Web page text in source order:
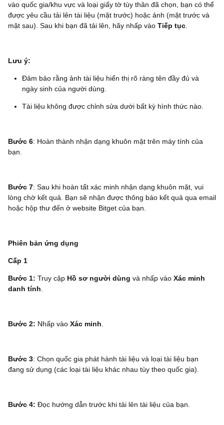
vào quốc gia/khu vực và loại giấy tờ tùy thân đã chọn, bạn có thể
được yêu cầu tải lên tài liệu (mặt trước) hoặc ảnh (mặt trước và
mặt sau). Sau khi bạn đã tải lên, hãy nhấp vào Tiếp tục
Lưu ý:
Đảm bảo rằng ảnh tài liệu hiển thị rõ ràng tên đầy đủ và
ngày sinh của người dùng.
Tài liệu không được chỉnh sửa dưới bất kỳ hình thức nào.
Bước 6: Hoàn thành nhận dạng khuôn mặt trên máy tính của
bạn.
Bước 7: Sau khi hoàn tất xác minh nhận dạng khuôn mặt, vui
lòng chờ kết quả. Bạn sẽ nhận được thông báo kết quả qua email
hoặc hộp thư đến ở website Bitget của bạn.
Phiên bản ứng dụng
Cấp 1
Bước 1: Truy cập Hồ sơ người dùng và nhấp vào Xác minh
danh tính
Bước 2: Nhấp vào Xác minh
Bước 3: Chọn quốc gia phát hành tài liệu và loại tài liệu bạn
đang sử dụng (các loại tài liệu khác nhau tùy theo quốc gia).
Bước 4: Đọc hướng dẫn trước khi tải lên tài liệu của bạn.